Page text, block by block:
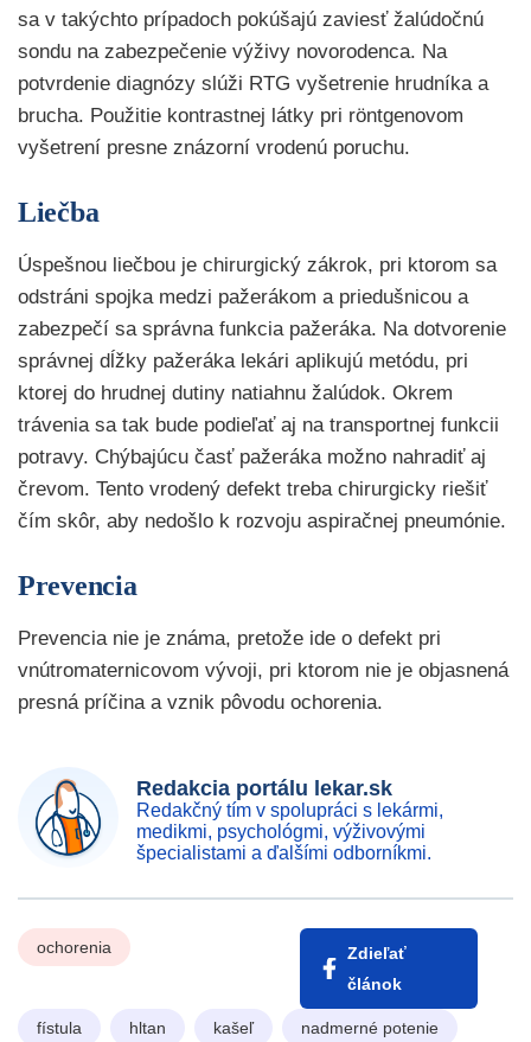
sa v takýchto prípadoch pokúšajú zaviesť žalúdočnú
sondu na zabezpečenie výživy novorodenca. Na
potvrdenie diagnózy slúži RTG vyšetrenie hrudníka a
brucha. Použitie kontrastnej látky pri röntgenovom
vyšetrení presne znázorní vrodenú poruchu.
Liečba
Úspešnou liečbou je chirurgický zákrok, pri ktorom sa
odstráni spojka medzi pažerákom a priedušnicou a
zabezpečí sa správna funkcia pažeráka. Na dotvorenie
správnej dĺžky pažeráka lekári aplikujú metódu, pri
ktorej do hrudnej dutiny natiahnu žalúdok. Okrem
trávenia sa tak bude podieľať aj na transportnej funkcii
potravy. Chýbajúcu časť pažeráka možno nahradiť aj
črevom. Tento vrodený defekt treba chirurgicky riešiť
čím skôr, aby nedošlo k rozvoju aspiračnej pneumónie.
Prevencia
Prevencia nie je známa, pretože ide o defekt pri
vnútromaternicovom vývoji, pri ktorom nie je objasnená
presná príčina a vznik pôvodu ochorenia.
Redakcia portálu lekar.sk
Redakčný tím v spolupráci s lekármi,
medikmi, psychológmi, výživovými
špecialistami a ďalšími odborníkmi.
ochorenia
Zdieľať
článok
fístula hltan kašeľ nadmerné potenie